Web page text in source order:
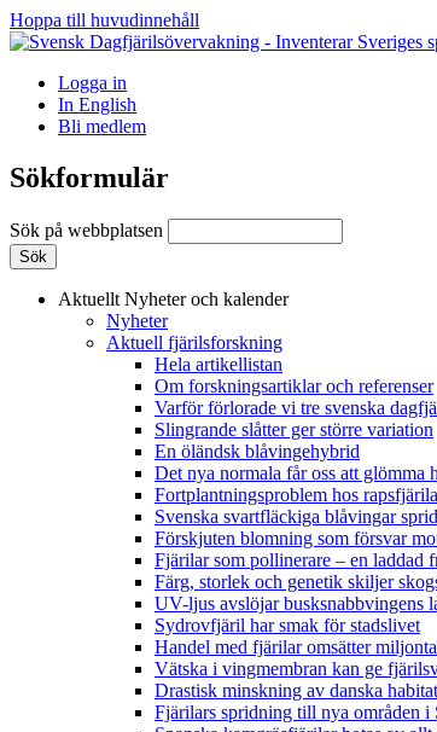
Hoppa till huvudinnehåll
Logga in
In English
Bli medlem
Sökformulär
Sök på webbplatsen
Aktuellt Nyheter och kalender
Nyheter
Aktuell fjärilsforskning
Hela artikellistan
Om forskningsartiklar och referenser
Varför förlorade vi tre svenska
Slingrande slåtter ger större variation
En öländsk blåvingehybrid
Det nya normala får oss att glömma
Fortplantningsproblem hos
Svenska svartfläckiga blåvingar
Förskjuten blomning som försvar
Fjärilar som pollinerare – en laddad
Färg, storlek och genetik skiljer
UV-ljus avslöjar busksnabbvingens
Sydrovfjäril har smak för stadslivet
Handel med fjärilar omsätter
Vätska i vingmembran kan ge
Drastisk minskning av danska
Fjärilars spridning till nya områden